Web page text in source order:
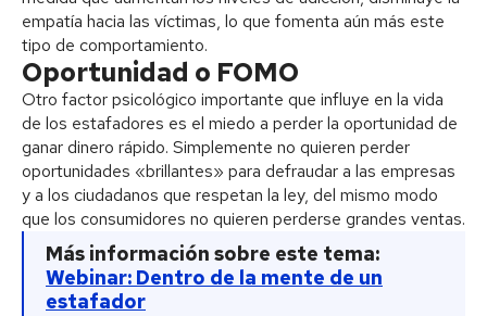
empatía hacia las víctimas, lo que fomenta aún más este
tipo de comportamiento.
Oportunidad o FOMO
Otro factor psicológico importante que influye en la vida
de los estafadores es el miedo a perder la oportunidad de
ganar dinero rápido. Simplemente no quieren perder
oportunidades «brillantes» para defraudar a las empresas
y a los ciudadanos que respetan la ley, del mismo modo
que los consumidores no quieren perderse grandes ventas.
Más información sobre este tema:
Webinar: Dentro de la mente de un
estafador